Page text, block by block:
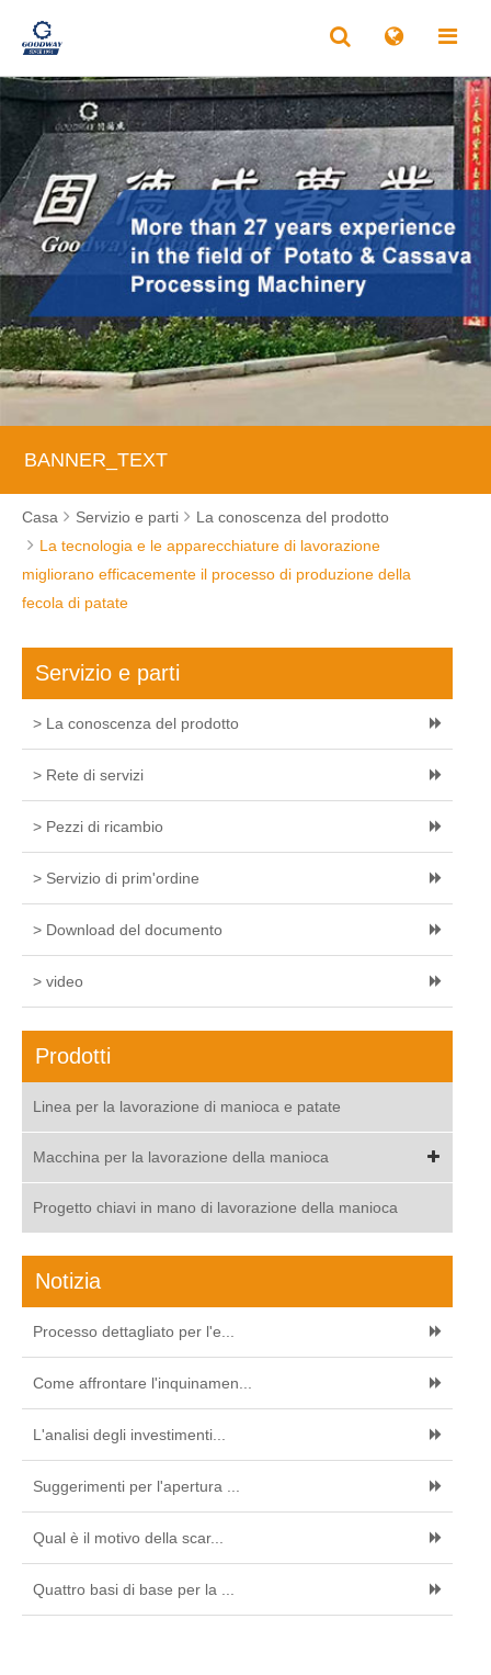
BANNER_TEXT
Casa Servizio e parti
La conoscenza del prodotto
La tecnologia e le apparecchiature di lavorazione
migliorano efficacemente il processo di produzione della
fecola di patate
Servizio e parti
> La conoscenza del prodotto
> Rete di servizi
> Pezzi di ricambio
> Servizio di prim'ordine
> Download del documento
> video
Prodotti
Linea per la lavorazione di manioca e patate
Macchina per la lavorazione della manioca
Progetto chiavi in mano di lavorazione della manioca
Notizia
Processo dettagliato per l'e...
Come affrontare l'inquinamen...
L'analisi degli investimenti...
Suggerimenti per l'apertura ...
Qual è il motivo della scar...
Quattro basi di base per la ...